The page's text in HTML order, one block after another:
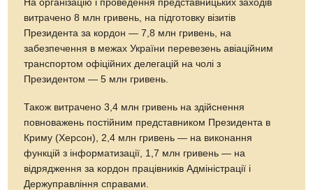
На організацію і проведення представницьких заходів
витрачено 8 млн гривень, на підготовку візитів
Президента за кордон — 7,8 млн гривень, на
забезпечення в межах України перевезень авіаційним
транспортом офіційних делегацій на чолі з
Президентом — 5 млн гривень.
Також витрачено 3,4 млн гривень на здійснення
повноважень постійним представником Президента в
Криму (Херсон), 2,4 млн гривень — на виконання
функцій з інформатизації, 1,7 млн гривень — на
відрядження за кордон працівників Адміністрації і
Держуправління справами.